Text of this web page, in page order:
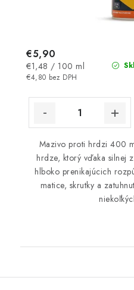
€4,80 bez DPH
€5,90
Jednotková
cena:
€1,48 / 100 ml
Mazivo proti hrdzi 400
hrdze, ktorý vďaka silnej
hlboko prenikajúcich
matice, skrutky a